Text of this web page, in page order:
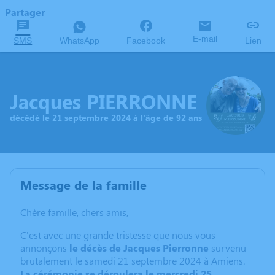
Partager
SMS WhatsApp Facebook E-mail Lien
Jacques PIERRONNE
décédé le 21 septembre 2024 à l'âge de 92 ans
Message de la famille
Chère famille, chers amis,
C'est avec une grande tristesse que nous vous
annonçons le décès de Jacques Pierronne survenu
brutalement le samedi 21 septembre 2024 à Amiens.